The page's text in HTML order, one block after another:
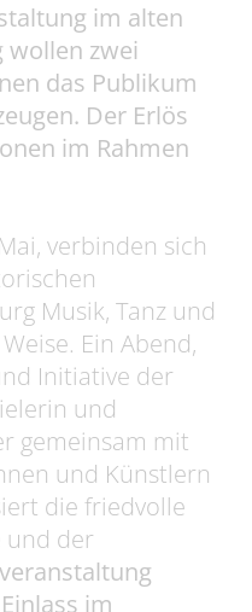
im alten
wollen zwei
das Publikum
Der Erlös
im Rahmen
verbinden sich
Musik, Tanz und
Ein Abend,
Initiative der
und
gemeinsam mit
und Künstlern
die friedvolle
und der
im